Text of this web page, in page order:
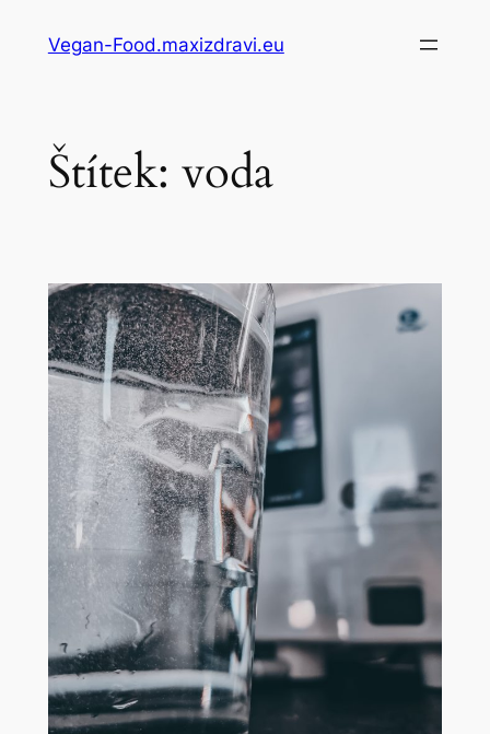
Vegan-Food.maxizdravi.eu
Štítek: voda